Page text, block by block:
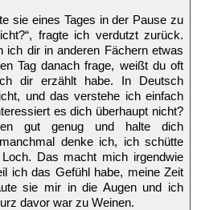
sie eines Tages in der Pause zu
fragte ich verdutzt zurück.
ich dir in anderen Fächern etwas
Tag danach frage, weißt du oft
dir erzählt habe. In Deutsch
und das verstehe ich einfach
es dich überhaupt nicht?
gut genug und halte dich
denke ich, ich schütte
Das macht mich irgendwie
ich das Gefühl habe, meine Zeit
sie mir in die Augen und ich
davor war zu Weinen.